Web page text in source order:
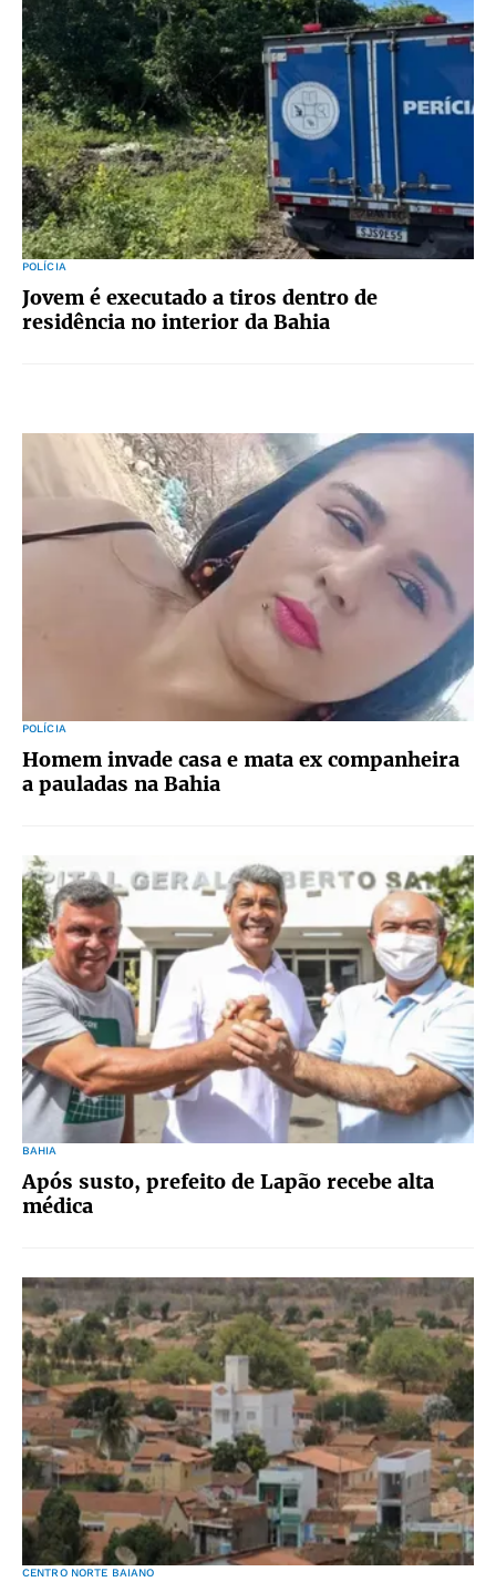
POLÍCIA
Jovem é executado a tiros dentro de
residência no interior da Bahia
POLÍCIA
Homem invade casa e mata ex companheira
a pauladas na Bahia
BAHIA
Após susto, prefeito de Lapão recebe alta
médica
CENTRO NORTE BAIANO